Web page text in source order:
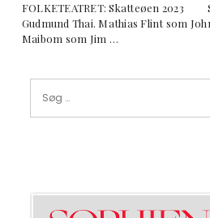
FOLKETEATRET: Skatteøen 2023
Gudmund Thai. Mathias Flint som
Maibom som Jim …